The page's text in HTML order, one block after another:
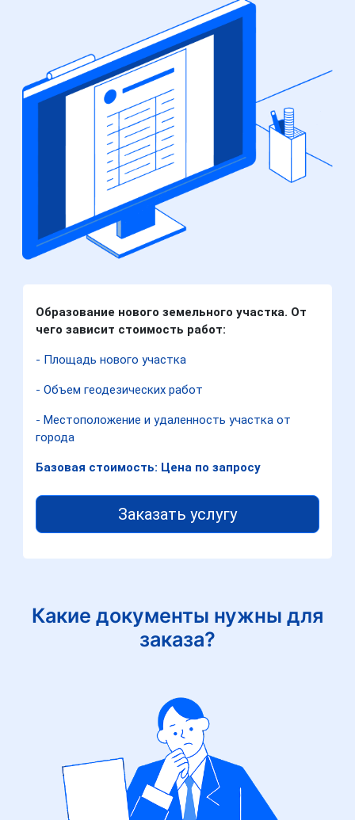
Образование нового земельного участка. От
чего зависит стоимость работ:
- Площадь нового участка
- Объем геодезических работ
- Местоположение и удаленность участка от
города
Базовая стоимость: Цена по запросу
Заказать услугу
Какие документы нужны для
заказа?